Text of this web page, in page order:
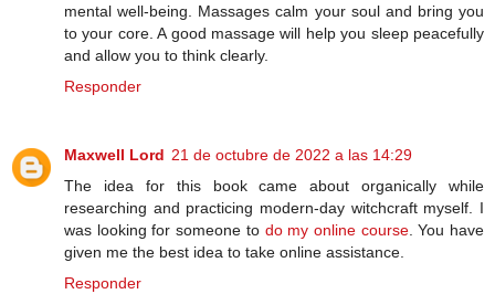
mental well-being. Massages calm your soul and bring you
to your core. A good massage will help you sleep peacefully
and allow you to think clearly.
Responder
Maxwell Lord 21 de octubre de 2022 a las 14:29
The idea for this book came about organically while
researching and practicing modern-day witchcraft myself. I
was looking for someone to do my online course. You have
given me the best idea to take online assistance.
Responder